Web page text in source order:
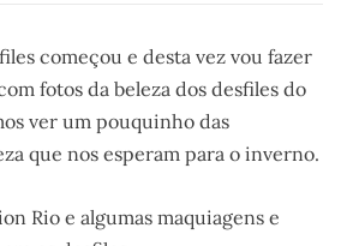
começou e desta vez vou fazer
fotos da beleza dos desfiles do
ver um pouquinho das
que nos esperam para o inverno.
Rio e algumas maquiagens e